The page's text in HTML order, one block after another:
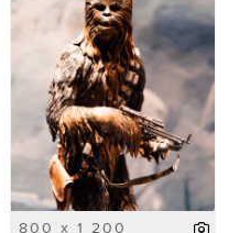
800 x 1 200